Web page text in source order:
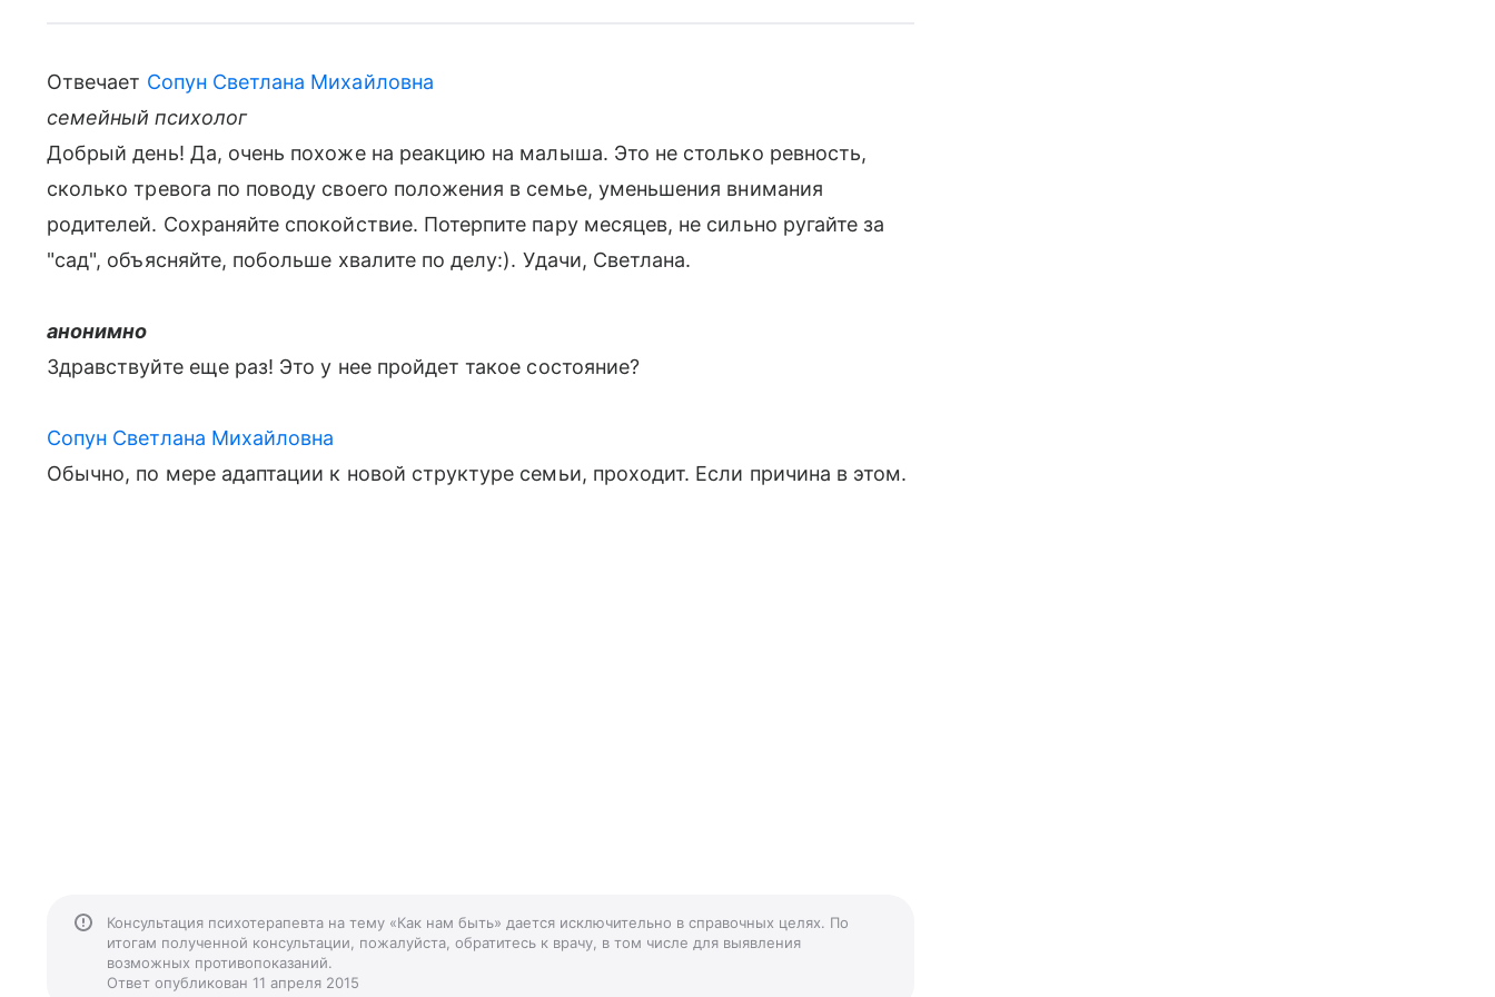
Отвечает Сопун Светлана Михайловна
семейный психолог
Добрый день! Да, очень похоже на реакцию на малыша. Это не столько ревность,
сколько тревога по поводу своего положения в семье, уменьшения внимания
родителей. Сохраняйте спокойствие. Потерпите пару месяцев, не сильно ругайте за
"сад", объясняйте, побольше хвалите по делу:). Удачи, Светлана.
анонимно
Здравствуйте еще раз! Это у нее пройдет такое состояние?
Сопун Светлана Михайловна
Обычно, по мере адаптации к новой структуре семьи, проходит. Если причина в этом.
Консультация психотерапевта на тему «Как нам быть» дается исключительно в справочных целях. По
итогам полученной консультации, пожалуйста, обратитесь к врачу, в том числе для выявления
возможных противопоказаний.
Ответ опубликован 11 апреля 2015